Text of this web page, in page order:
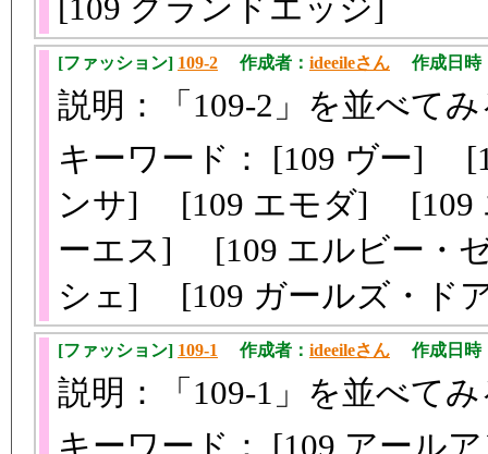
[109 グランドエッジ]
[ファッション] 109-2 作成者： ideeileさん 作成日時
説明：「109-2」を並べて
キーワード： [109 ヴー]
ンサ] [109 エモダ] [109
ーエス] [109 エルビー・
シェ] [109 ガールズ・
[ファッション] 109-1 作成者： ideeileさん 作成日時
説明：「109-1」を並べて
キーワード： [109 アール